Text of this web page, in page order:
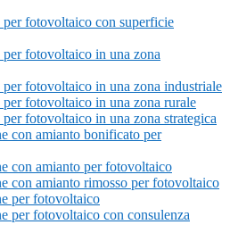
per fotovoltaico con superficie
fotovoltaico in una zona
fotovoltaico in una zona industriale
fotovoltaico in una zona rurale
fotovoltaico in una zona strategica
con amianto bonificato per
con amianto per fotovoltaico
con amianto rimosso per fotovoltaico
per fotovoltaico
per fotovoltaico con consulenza